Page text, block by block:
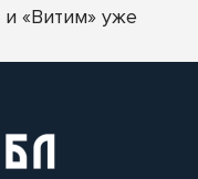
«Витим» уже